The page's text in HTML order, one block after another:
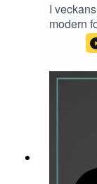
I
modern